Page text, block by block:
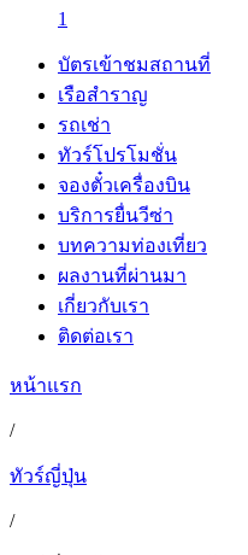
1
บัตรเข้าชมสถานที่
เรือสำราญ
รถเช่า
ทัวร์โปรโมชั่น
จองตั๋วเครื่องบิน
บริการยื่นวีซ่า
บทความท่องเที่ยว
ผลงานที่ผ่านมา
เกี่ยวกับเรา
ติดต่อเรา
หน้าแรก
/
ทัวร์ญี่ปุ่น
/